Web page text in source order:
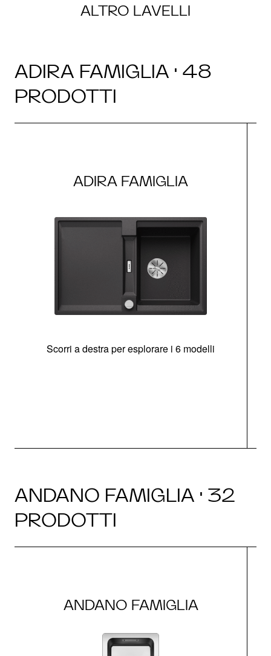
ALTRO LAVELLI
ADIRA FAMIGLIA · 48
PRODOTTI
ADIRA FAMIGLIA
Scorri a destra per esplorare i 6 modelli
ANDANO FAMIGLIA · 32
PRODOTTI
ANDANO FAMIGLIA